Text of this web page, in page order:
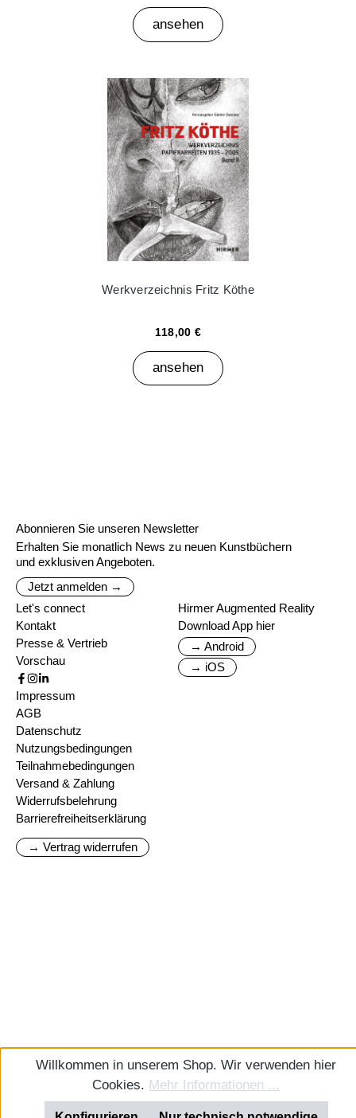
ansehen
Werkverzeichnis Fritz Köthe
118,00 €
ansehen
Abonnieren Sie unseren Newsletter
Erhalten Sie monatlich News zu neuen Kunstbüchern
und exklusiven Angeboten.
Jetzt anmelden →
Let's connect
Kontakt
Presse & Vertrieb
Vorschau
Hirmer Augmented Reality
Download App hier
→ Android
→ iOS
Impressum
AGB
Datenschutz
Nutzungsbedingungen
Teilnahmebedingungen
Versand & Zahlung
Widerrufsbelehrung
Barrierefreiheitserklärung
→ Vertrag widerrufen
Willkommen in unserem Shop. Wir verwenden hier
Cookies. Mehr Informationen ...